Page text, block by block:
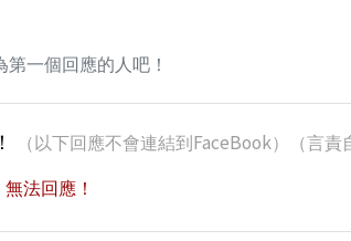
一個回應的人吧！
（以下回應不會連結到FaceBook）（言
無法回應！